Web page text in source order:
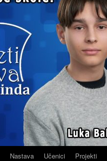
Nastava Učenici Projekti